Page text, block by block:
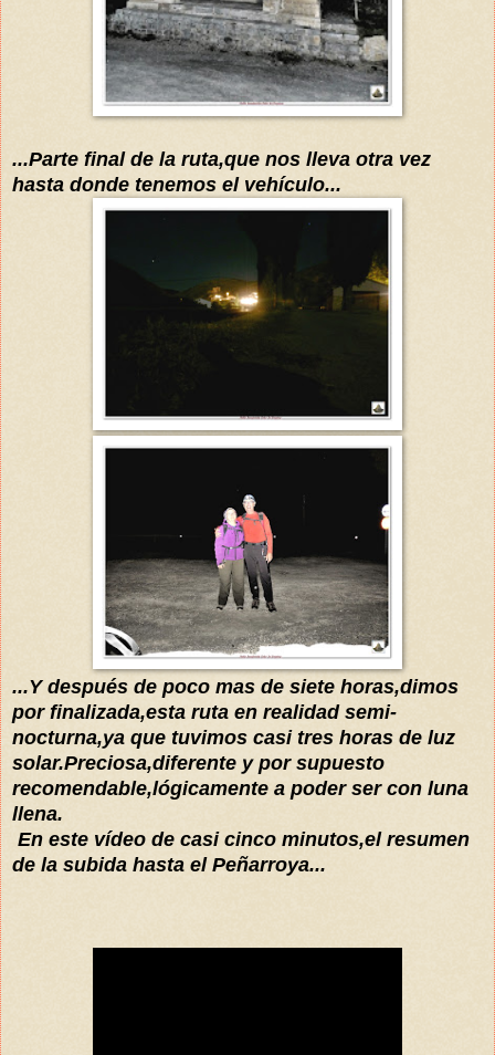
...Parte final de la ruta,que nos lleva otra vez
hasta donde tenemos el vehículo...
...Y después de poco mas de siete horas,dimos
por finalizada,esta ruta en realidad semi-
nocturna,ya que tuvimos casi tres horas de luz
solar.Preciosa,diferente y por supuesto
recomendable,lógicamente a poder ser con luna
llena.
En este vídeo de casi cinco minutos,el resumen
de la subida hasta el Peñarroya...